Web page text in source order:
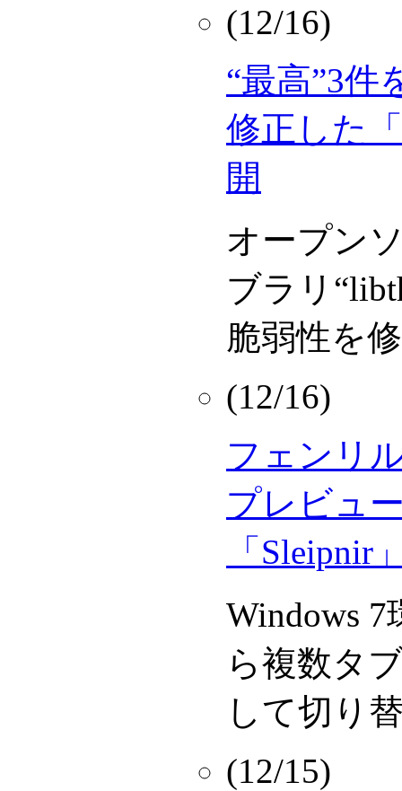
(12/16)
“最高”3件
修正した
開
オープン
ブラリ
脆弱性を
(12/16)
フェンリ
プレビュ
「Sleipnir
Windows
ら複数タ
して切り
(12/15)